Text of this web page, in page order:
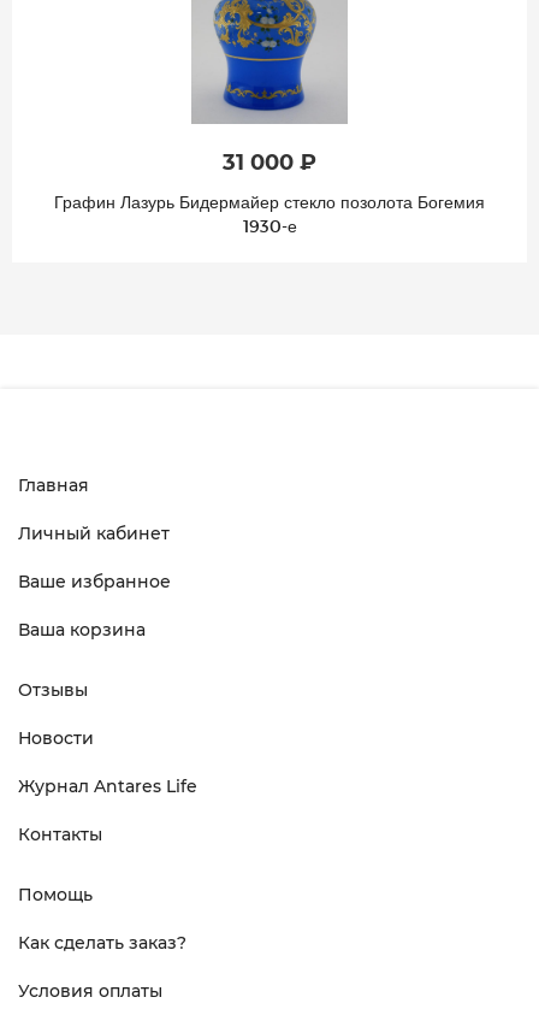
31 000 ₽
Графин Лазурь Бидермайер стекло позолота Богемия
1930-е
Главная
Личный кабинет
Ваше избранное
Ваша корзина
Отзывы
Новости
Журнал Antares Life
Контакты
Помощь
Как сделать заказ?
Условия оплаты